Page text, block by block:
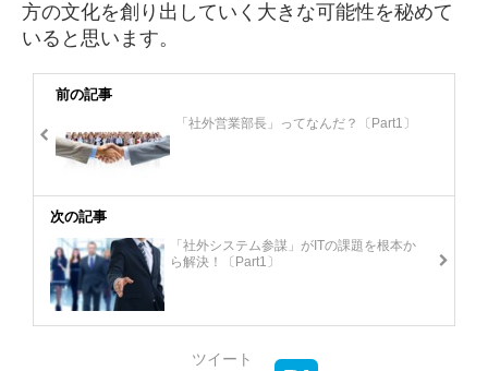
方の文化を創り出していく大きな可能性を秘めて
いると思います。
前の記事
「社外営業部長」ってなんだ？〔Part1〕
次の記事
「社外システム参謀」がITの課題を根本か
ら解決！〔Part1〕
ツイート